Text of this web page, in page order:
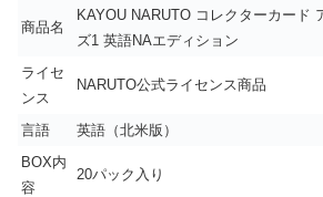
商品名
KAYOU NARUTO コレクターカード
ズ1 英語NAエディション
ライセ
ンス
NARUTO公式ライセンス商品
言語
英語（北米版）
BOX内
容
20パック入り